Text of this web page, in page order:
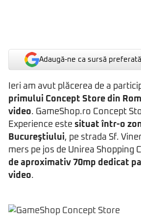
Adaugă-ne ca sursă
Ieri am avut plăcerea de a
primului Concept Store din
video. GameShop.ro Concept
Experience este situat într-o
Bucureştiului, pe strada Sf.
mers pe jos de Unirea Shopping
de aproximativ 70mp dedicat
video.